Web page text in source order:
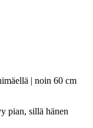
| noin 60 cm
pian, sillä hänen